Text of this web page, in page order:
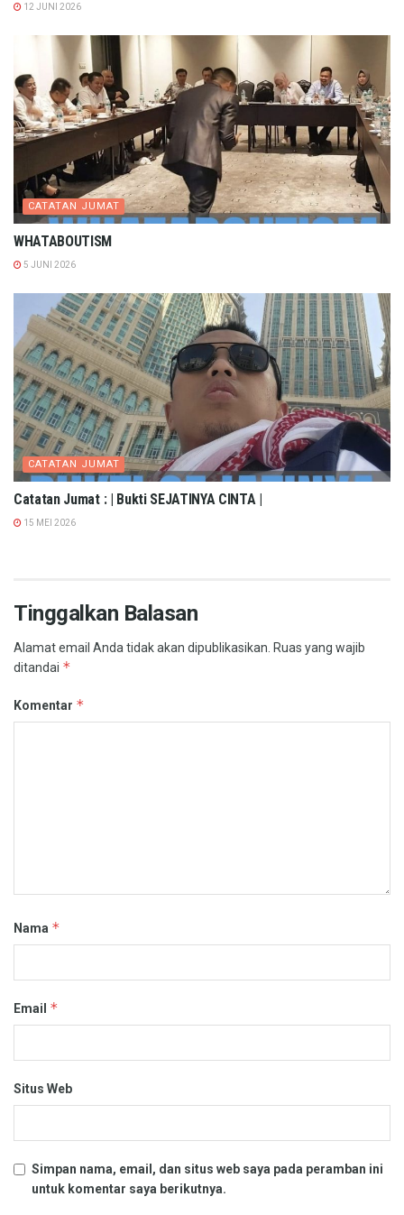
12 JUNI 2026
CATATAN JUMAT
WHATABOUTISM
5 JUNI 2026
CATATAN JUMAT
Catatan Jumat : | Bukti SEJATINYA CINTA |
15 MEI 2026
Tinggalkan Balasan
Alamat email Anda tidak akan dipublikasikan. Ruas yang wajib
ditandai *
Komentar *
Nama *
Email *
Situs Web
Simpan nama, email, dan situs web saya pada peramban ini
untuk komentar saya berikutnya.